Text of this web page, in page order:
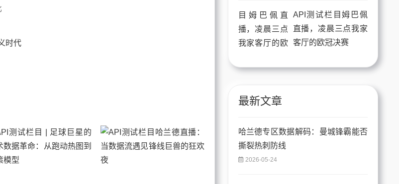
时代
API测试栏目姆巴佩
直播，凌晨三点我家
客厅的欧冠决赛
最新文章
哈兰德专区数据解码：曼城锋霸能否
撕裂热刺防线
2026-05-24